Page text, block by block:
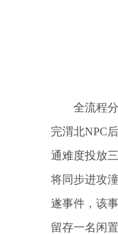
全流程
完渭北NPC
通难度投放
将同步进攻
遂事件，该
留存一名闲